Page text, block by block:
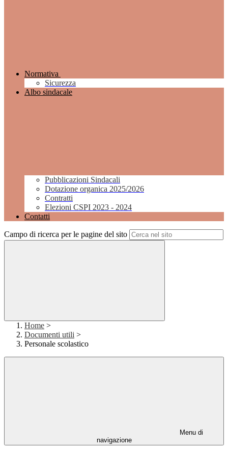
Normativa
Sicurezza
Albo sindacale
Pubblicazioni Sindacali
Dotazione organica 2025/2026
Contratti
Elezioni CSPI 2023 - 2024
Contatti
Campo di ricerca per le pagine del sito
Home >
Documenti utili >
Personale scolastico
Menu di
navigazione